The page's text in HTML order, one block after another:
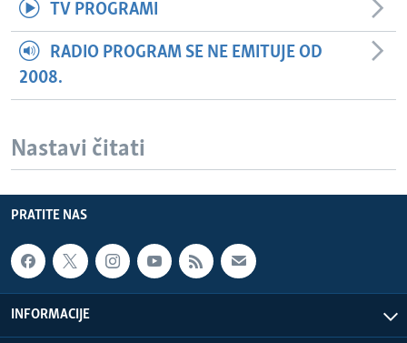
TV PROGRAMI
RADIO PROGRAM SE NE EMITUJE OD
2008.
Nastavi čitati
PRATITE NAS
INFORMACIJE